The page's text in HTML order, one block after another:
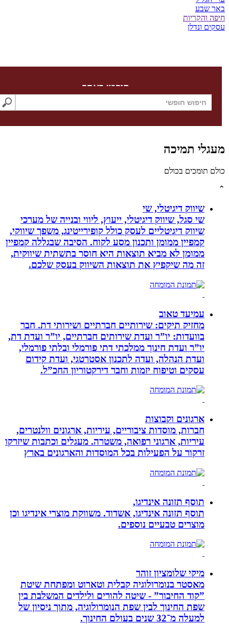
ונדלן
חיפוש באתר
תמיכה
בכולם
שיווק דיגיטלי, שי
שי סגל, שיווק דיגיטלי, ייעוץ, ליווי ובנייה של מערכי
שיווק דיגיטליים לעסק כולל קופירייטינג, משפך שיווקי,
קמפיין ממומן ותכנון מסע לקוח. הסיבה שבגללה קמפיין
ממומן לא מביא תוצאות היא חוסר בתשתית שיווקית,
זה מה שיקפיץ את תוצאות השיווק בעסק שלכם.
עמיעד טאוב
מחזיק תיקים: שירותיים חברתיים ושירותי דת. חבר
בוועדות: יו”ר ועדת שירותים חברתיים, יו”ר ועדת דת,
יו”ר ועדת חינוך ממלכתי דתי פורמלי ובלתי פורמלי,
ועדת הנהלה, ועדה לתכנון אסטרטגי, ועדת קידום
עסקים וטיפוח יזמות וחבר דירקטוריון החכ”ל.
ארגונים וקבוצות
חברות, מוסדות ציבוריים, עיריות, ארגונים וולנטרים,
עיריות, ארגוני רפואה, משטרה. מעגלים וכתבות שיזרקו
זרקור על הפעילות בכל המוסדות והארגונים בארץ
תוסף תזונה אינדיגו,
תוסף תזונה אינדיגו, אשדוד. משווקת מוצרי אינדיגו וכן
מוצרים טבעיים נוספים.
מיקי שלומציון זוהר
מאסטר בנומרולוגיה קבלית וטארוט ומפתחת שיטת
”קוד החיבור” - שיטה להורים ולילדים המשלבת בין
שפת החינוך לבין שפת הנומרולוגיה, מתוך ניסיון של
למעלה מ־32 שנים בעולם החינוך.